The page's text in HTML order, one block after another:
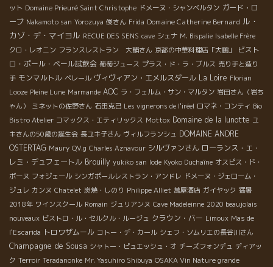
ット Domaine Prieuré Saint Christophe ドメーヌ・シャンベルタン ガード・ロ
ーブ Nakamoto san Yorozuya 俊さん Frida Domaine Catherine Bernard ル・
カゾ・デ・マイヨル RECUE DES SENS cave シェナ M. Bispalie Isabelle Frère
クロ・レオニン フランスレストラン 大輔さん 京都の中華料理店「大鵬」
ビスト
ロ・ポール・ベール試飲会 葡萄ジュース プラス・ド・ラ・ブルス 売り手と造り
手 モンマルトル ベレール ヴィヴィアン・エメルスダール La Loire Florian
Looze Pleine Lune Marmande AOC ラ・フェルム・サン・マルタン 岩田さん（岩ち
ゃん）
ミネットの佐野さん 石田克己 Les vignerons de l'iréel ロマネ・コンティ Bio
Bistro Atelier コマックス・エティリックス Mottox Domaine de la lunotte ユ
キさんの50歳の誕生会 長ユキ子さん ヴィルフランシュ DOMAINE ANDRE
OSTERTAG Maury QV.g Charles Aznavour シルヴァンさん ローランス・エ・
レミ・デュフェートル Brouilly yukiko san Iode Kyoko Duchaîne オスピス・ド・
ボーヌ フォジェール シンガポールレストラン・アンドレ ドメーヌ・ジェローム・
ジュレ カンヌ Chatelet 炭焼・しのり Philippe Alliet 萬屋酒店 ガイヤック 猛暑
2018年 ワインスクール Romain ジュリアンヌ Cave Madeleinne 2020 beaujolais
nouveaux ビストロ・ル・セルクル・ルージュ クラウン・バー Limoux Mas de
l'Escarida トロワザムール コトー・デ・カール シェフ・ソムリエの長谷川さん
Champagne de Sousa シャトー・ピュエッシュ・オ チーズフォンデュ ディアッ
ク Terroir Teradanonke Mr. Yasuhiro Shibuya OSAKA Vin Nature grande